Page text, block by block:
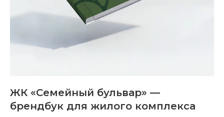
ЖК «Семейный бульвар» —
брендбук для жилого комплекса